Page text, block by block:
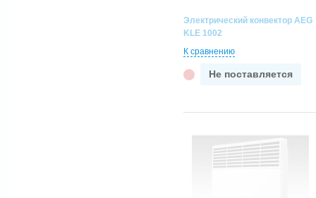
Электрический конвектор AEG
KLE 1002
К сравнению
Не поставляется